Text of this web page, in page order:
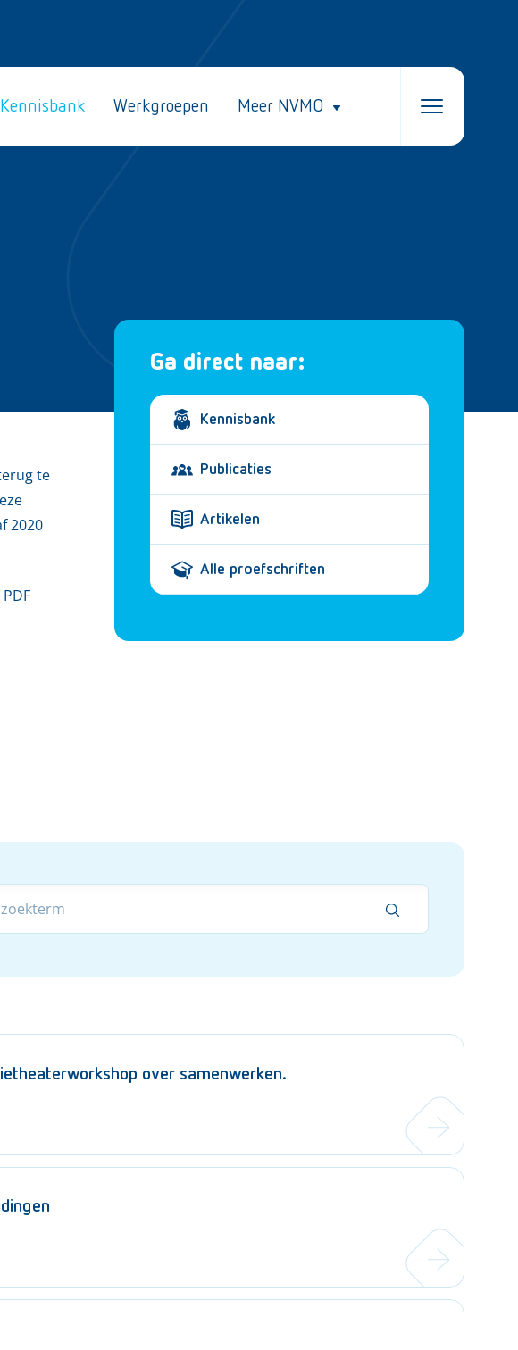
Kennisbank Werkgroepen Meer NVMO
Ga direct naar:
Kennisbank
Publicaties
Artikelen
Alle proefschriften
te
2020
over samenwerken.